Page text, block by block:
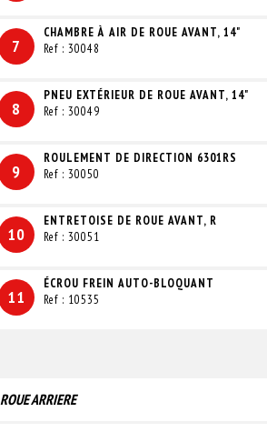
7
CHAMBRE À AIR DE ROUE AVANT, 14"
Ref : 30048
8
PNEU EXTÉRIEUR DE ROUE AVANT, 14"
Ref : 30049
9
ROULEMENT DE DIRECTION 6301RS
Ref : 30050
10
ENTRETOISE DE ROUE AVANT, R
Ref : 30051
11
ÉCROU FREIN AUTO-BLOQUANT
Ref : 10535
ROUE ARRIERE